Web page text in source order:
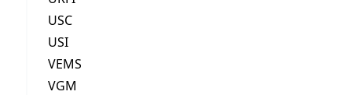
USC
USI
VEMS
VGM